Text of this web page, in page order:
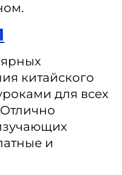
китайского
для всех
и